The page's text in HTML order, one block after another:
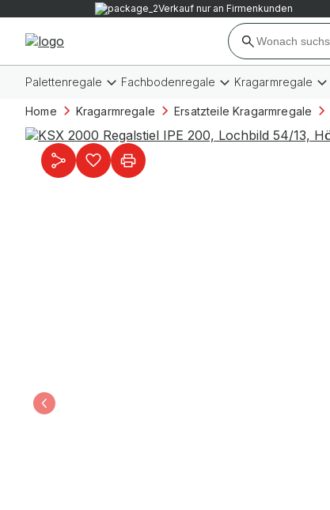
Verkauf nur an Firmenkunden
Palettenregale Fachbodenregale Kragarmregale
Home Kragarmregale Ersatzteile Kragarmregale